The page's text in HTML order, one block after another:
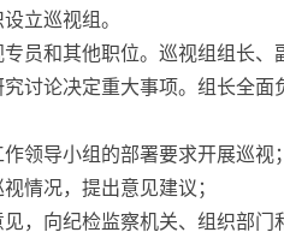
立巡视组。
和其他职位。巡视组组长、
论决定重大事项。组长全面
导小组的部署要求开展巡视；
况，提出意见建议；
向纪检监察机关、组织部门